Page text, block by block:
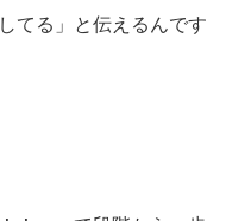
てる」と伝えるんです